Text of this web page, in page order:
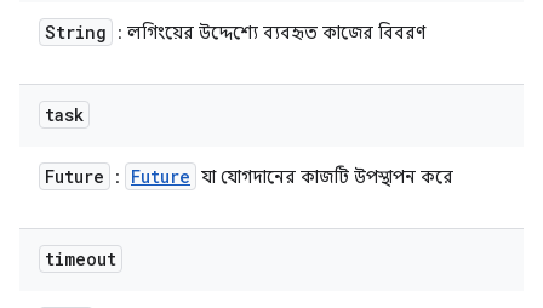
String : লগিংয়ের উদ্দেশ্যে ব্যবহৃত কাজের বিবরণ
task
Future : Future যা যোগদানের কাজটি উপস্থাপন করে
timeout